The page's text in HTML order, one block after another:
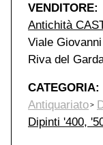
VENDITORE:
Antichità
Viale
Riva del
CATEGORIA:
Antiquariato
Dipinti '400,